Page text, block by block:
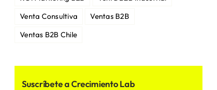
Venta Consultiva
Ventas B2B
Ventas B2B Chile
Suscríbete a Crecimiento Lab